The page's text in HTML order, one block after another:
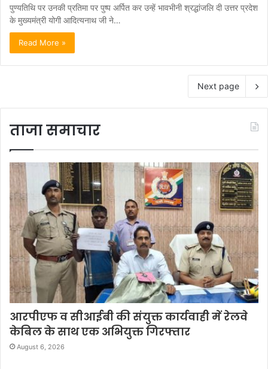
पुण्यतिथि पर उनकी प्रतिमा पर पुष्प अर्पित कर उन्हें भावभीनी श्रद्धांजलि दी उत्तर प्रदेश
के मुख्यमंत्री योगी आदित्यनाथ जी ने…
Read More »
Next page
ताजा समाचार
आरपीएफ व सीआईबी की संयुक्त कार्यवाही में रेलवे
केबिल के साथ एक अभियुक्त गिरफ्तार
August 6, 2026